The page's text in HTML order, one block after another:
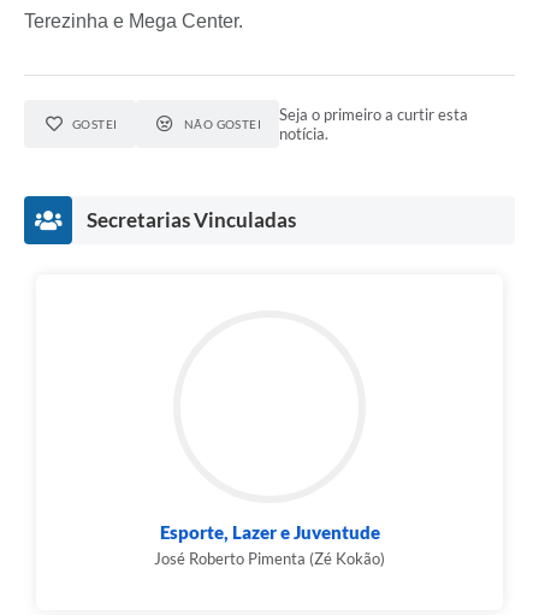
Terezinha e Mega Center.
GOSTEI NÃO GOSTEI
Seja o primeiro a curtir esta
notícia.
Secretarias Vinculadas
Esporte, Lazer e Juventude
José Roberto Pimenta (Zé Kokão)